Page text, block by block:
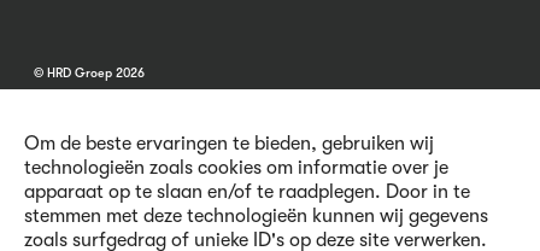
Om de beste ervaringen te bieden, gebruiken wij
technologieën zoals cookies om informatie over je
apparaat op te slaan en/of te raadplegen. Door in te
stemmen met deze technologieën kunnen wij gegevens
zoals surfgedrag of unieke ID's op deze site verwerken.
© HRD Groep 2026
Algemene informatie